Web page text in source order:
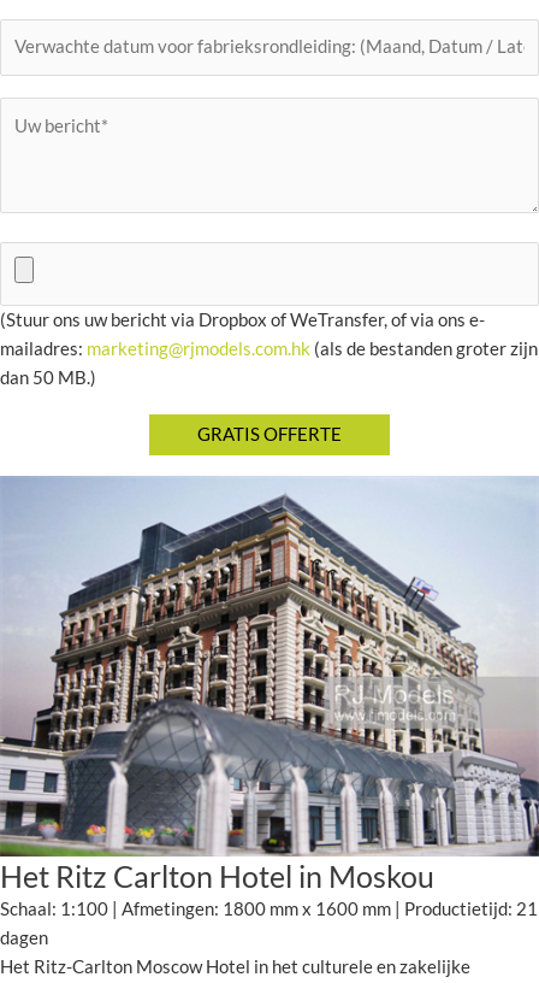
(Stuur ons uw bericht via Dropbox of WeTransfer, of via ons e-
mailadres: marketing@rjmodels.com.hk (als de bestanden groter zijn
dan 50 MB.)
Het Ritz Carlton Hotel in Moskou
Schaal: 1:100 | Afmetingen: 1800 mm x 1600 mm | Productietijd: 21
dagen
Het Ritz-Carlton Moscow Hotel in het culturele en zakelijke